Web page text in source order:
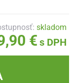
skladom
€ s DPH